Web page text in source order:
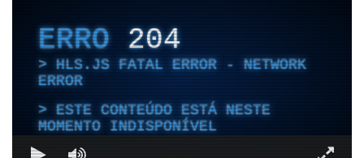
ERRO204
HLS.JS FATAL ERROR - NETWORK
ERROR
ESTE CONTEÚDO ESTÁ NESTE
MOMENTO INDISPONÍVEL